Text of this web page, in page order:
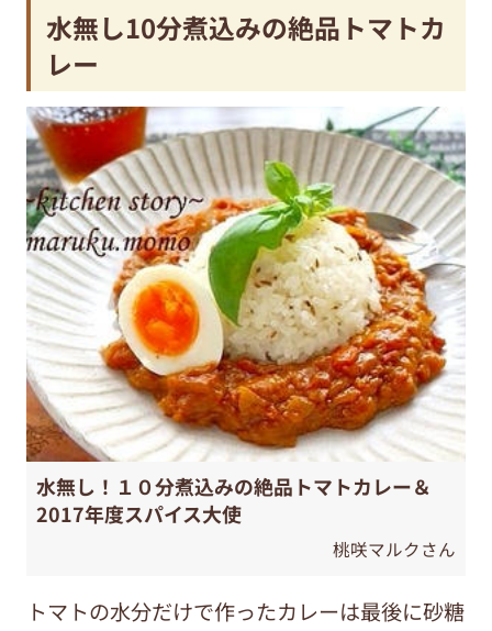
水無し10分煮込みの絶品トマトカ
レー
水無し！１０分煮込みの絶品トマトカレー＆
2017年度スパイス大使
桃咲マルクさん
トマトの水分だけで作ったカレーは最後に砂糖